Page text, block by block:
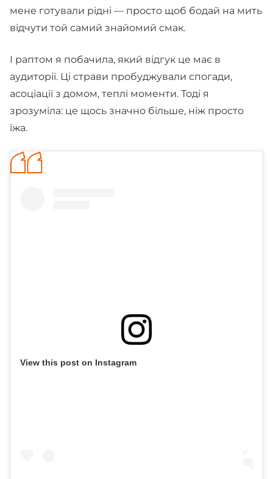
мене готували рідні — просто щоб бодай на мить
відчути той самий знайомий смак.
І раптом я побачила, який відгук це має в
аудиторії. Ці страви пробуджували спогади,
асоціації з домом, теплі моменти. Тоді я
зрозуміла: це щось значно більше, ніж просто
їжа.
View this post on Instagram